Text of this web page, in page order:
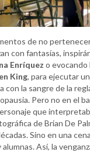
de no
con fantasías,
Enríquez o
King, para ejecutar
con la sangre de la
Pero no en el
que
de Brian De
Sino en una
Así, la